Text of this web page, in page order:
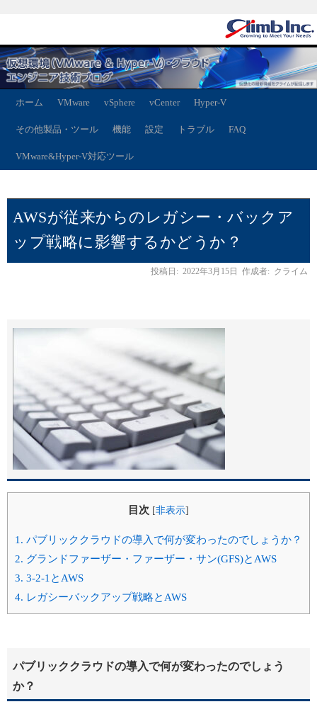
ホーム VMware vSphere vCenter Hyper-V
その他製品・ツール 機能 設定 トラブル FAQ
VMware&Hyper-V対応ツール
AWSが従来からのレガシー・バックア
ップ戦略に影響するかどうか？
投稿日: 2022年3月15日 作成者: クライム
目次 [非表示]
1. パブリッククラウドの導入で何が変わったのでしょうか？
2. グランドファーザー・ファーザー・サン(GFS)とAWS
3. 3-2-1とAWS
4. レガシーバックアップ戦略とAWS
パブリッククラウドの導入で何が変わったのでしょう
か？